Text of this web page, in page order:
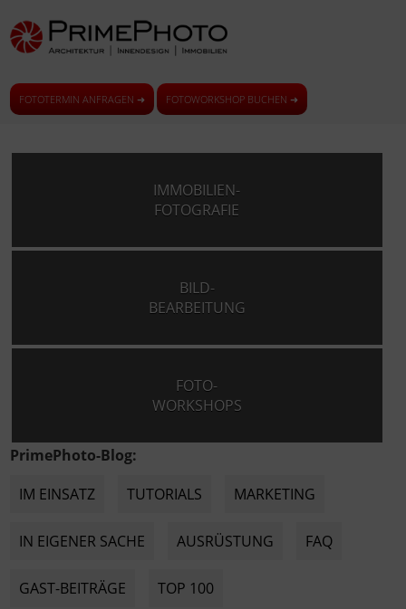
FOTOTERMIN ANFRAGEN ➜ FOTOWORKSHOP BUCHEN ➜
IMMOBILIEN-
FOTOGRAFIE
BILD-
BEARBEITUNG
FOTO-
WORKSHOPS
PrimePhoto-Blog:
IM EINSATZ
TUTORIALS MARKETING
IN EIGENER SACHE AUSRÜSTUNG FAQ
GAST-BEITRÄGE TOP 100